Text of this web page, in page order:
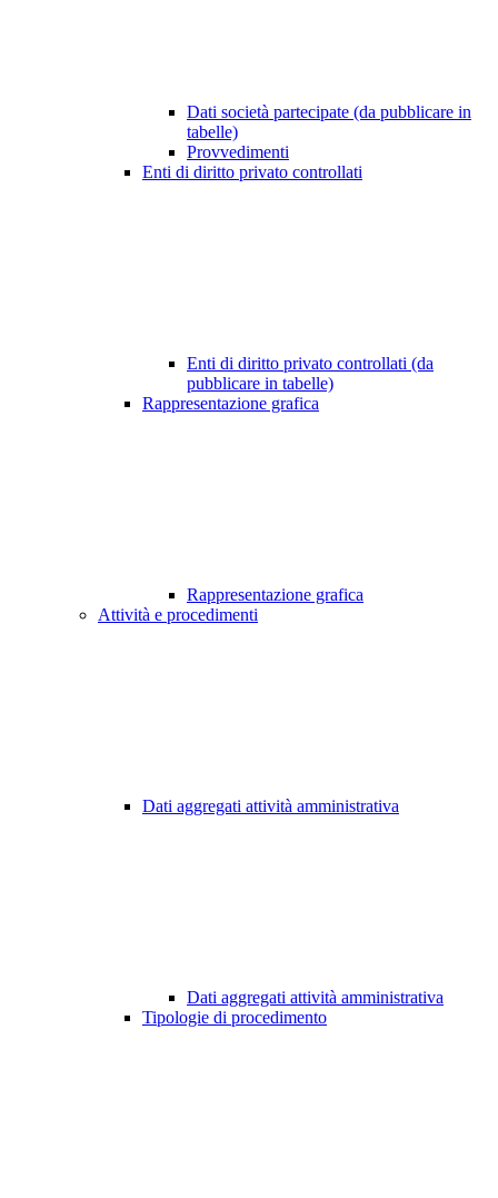
Dati società partecipate (da pubblicare in
tabelle)
Provvedimenti
Enti di diritto privato controllati
Enti di diritto privato controllati (da
pubblicare in tabelle)
Rappresentazione grafica
Rappresentazione grafica
Attività e procedimenti
Dati aggregati attività amministrativa
Dati aggregati attività amministrativa
Tipologie di procedimento